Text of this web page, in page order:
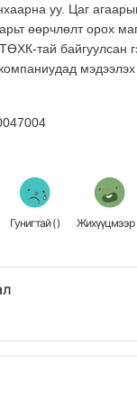
уу. Цаг
өөрчлөлт орох
тай байгуулсан
мэдээлэх
Гунигтай () Жихүүцмээр